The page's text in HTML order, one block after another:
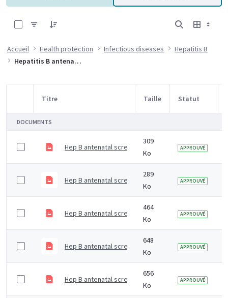
Accueil Health protection Infectious diseases
Hepatitis B
Hepatitis B antenatal screening and selective neonatal immunisation pathway
Sélection d'article
Titre Taille Statut
DOCUMENTS
Hep B antenatal screening - All pregnant women
309
Ko
APPROUVÉ
Hep B antenatal screening - All pregnant women
289
Ko
APPROUVÉ
Hep B antenatal screening - live birth-baby born to a
464
Ko
APPROUVÉ
Hep B antenatal screening - schematic of managing
648
Ko
APPROUVÉ
Hep B antenatal screening - IDPS programme
656
Ko
APPROUVÉ